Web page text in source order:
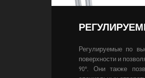
Регулируемые по
поверхности и
90°. Они также